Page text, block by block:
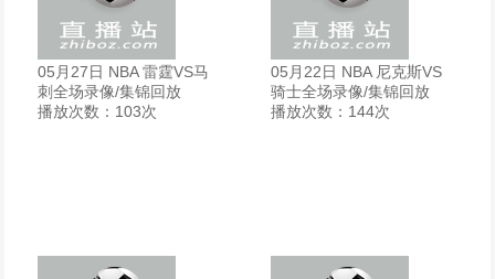
05月27日 NBA 雷霆VS马
刺全场录像/集锦回放
播放次数：103次
05月22日 NBA 尼克斯VS
骑士全场录像/集锦回放
播放次数：144次